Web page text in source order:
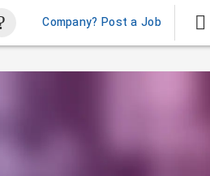
Company? Post a Job